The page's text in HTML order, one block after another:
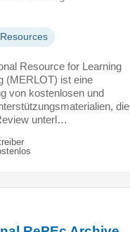
Resource for Learning
(MERLOT) ist eine
von kostenlosen und
die
unterl…